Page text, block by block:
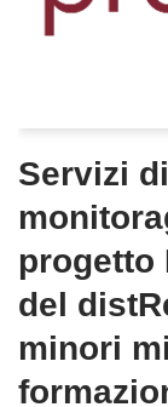
Servizi
progetto
del
minori